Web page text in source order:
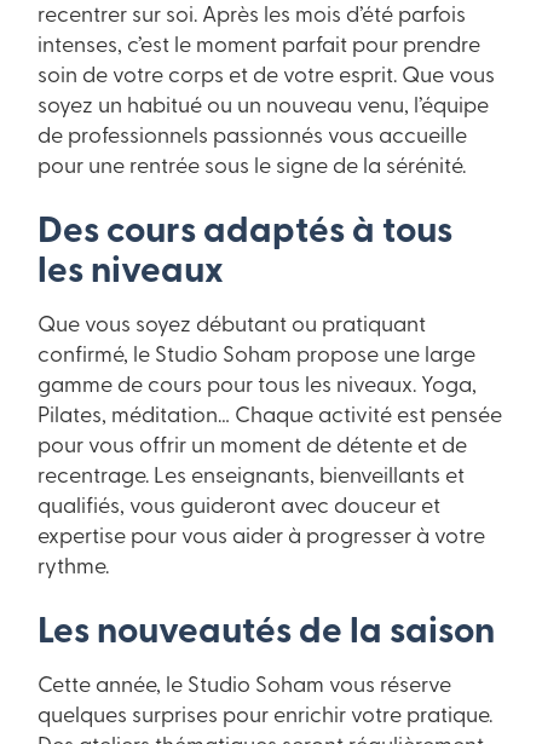
recentrer sur soi. Après les mois d’été parfois
intenses, c’est le moment parfait pour prendre
soin de votre corps et de votre esprit. Que vous
soyez un habitué ou un nouveau venu, l’équipe
de professionnels passionnés vous accueille
pour une rentrée sous le signe de la sérénité.
Des cours adaptés à tous
les niveaux
Que vous soyez débutant ou pratiquant
confirmé, le Studio Soham propose une large
gamme de cours pour tous les niveaux. Yoga,
Pilates, méditation… Chaque activité est pensée
pour vous offrir un moment de détente et de
recentrage. Les enseignants, bienveillants et
qualifiés, vous guideront avec douceur et
expertise pour vous aider à progresser à votre
rythme.
Les nouveautés de la saison
Cette année, le Studio Soham vous réserve
quelques surprises pour enrichir votre pratique.